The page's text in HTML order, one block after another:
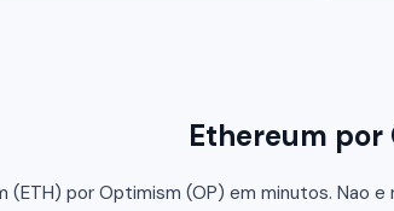
por Optimism (OP) em minutos. Nao